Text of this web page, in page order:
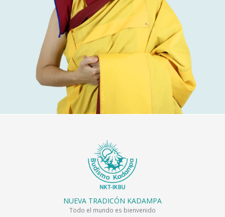
NUEVA TRADICÓN KADAMPA
Todo el mundo es bienvenido